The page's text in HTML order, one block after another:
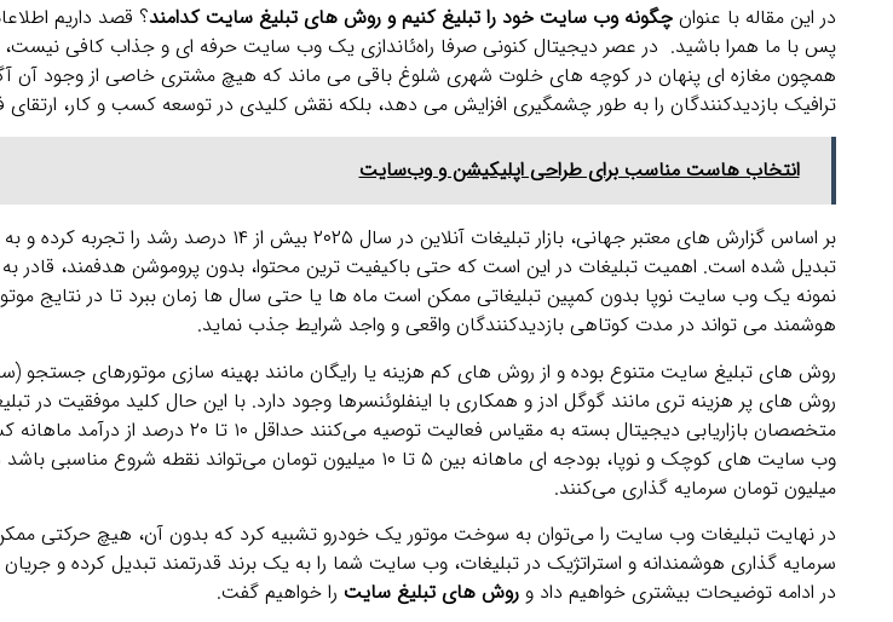
در این مقاله با عنوانچگونه وب‌ سایت خود را تبلیغ کنیم و روش‌ های تبلیغ سایت کدامند؟ قصد داریم
پس با ما همرا باشید. در عصر دیجیتال کنونی صرفا راه‌ئاندازی یک وب ‌سایت حرفه‌ ای و جذاب کافی نیست،
همچون مغازه ‌ای پنهان در کوچه ‌های خلوت شهری شلوغ باقی می‌ ماند که هیچ مشتری خاصی از وجود آن
ترافیک بازدیدکنندگان را به طور چشمگیری افزایش می ‌دهد، بلکه نقش کلیدی در توسعه کسب ‌و کار، ارتقای
انتخاب هاست مناسب برای طراحی اپلیکیشن و وب‌سایت
بر اساس گزارش‌ های معتبر جهانی، بازار تبلیغات آنلاین
تبدیل شده است. اهمیت تبلیغات در این است که حتی باکیفیت ‌ترین محتوا، بدون پروموشن هدفمند، قادر
نمونه یک وب ‌سایت نوپا بدون کمپین تبلیغاتی ممکن است ماه ‌ها یا حتی سال ‌ها زمان ببرد تا در نتایج
هوشمند می‌ تواند در مدت کوتاهی بازدیدکنندگان واقعی و واجد شرایط جذب نماید.
روش های تبلیغ سایت متنوع بوده و از روش ‌های کم‌ هزینه یا رایگان مانند بهینه‌ سازی موتورهای جستجو
روش های پر هزینه تری مانند گوگل ادز و همکاری با اینفلوئنسرها وجود دارد. با این حال کلید موفقیت در
متخصصان بازاریابی دیجیتال بسته به مقیاس
وب‌ سایت ‌های کوچک و نوپا، بودجه‌ ای ماهانه بین ۵ تا ۱۰ میلیون تومان
میلیون تومان سرمایه‌ گذاری می‌کنند.
در نهایت تبلیغات وب‌ سایت را می‌توان به سوخت موتور یک خودرو تشبیه کرد که بدون آن، هیچ حرکتی
سرمایه‌ گذاری هوشمندانه و استراتژیک در تبلیغات، وب ‌سایت شما را به یک برند قدرتمند تبدیل کرده و
در ادامه توضیحات بیشتری خواهیم داد وروش های تبلیغ سایت را خواهیم گفت.